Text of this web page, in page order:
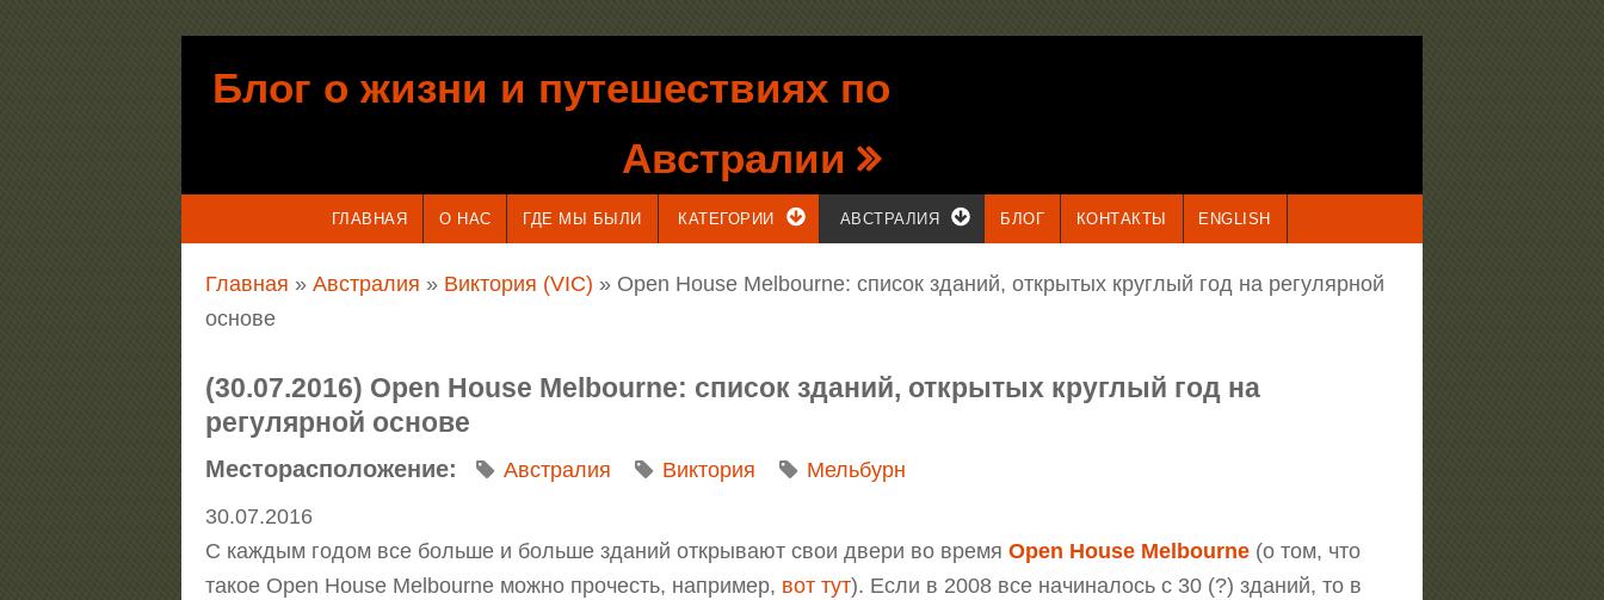
Блог о жизни и путешествиях по
Австралии
ГЛАВНАЯ О НАС ГДЕ МЫ БЫЛИ КАТЕГОРИИ АВСТРАЛИЯ БЛОГ КОНТАКТЫ ENGLISH
Вы здесь
Главная » Австралия » Виктория (VIC) » Open House Melbourne: список зданий, открытых круглый год на регулярной
основе
(30.07.2016) Open House Melbourne: список зданий, открытых круглый год на
регулярной основе
Месторасположение: Австралия Виктория
Мельбурн
30.07.2016
С каждым годом все больше и больше зданий открывают свои двери во время Open House Melbourne (о том, что
такое Open House Melbourne можно прочесть, например, вот тут). Если в 2008 все начиналось с 30 (?) зданий, то в